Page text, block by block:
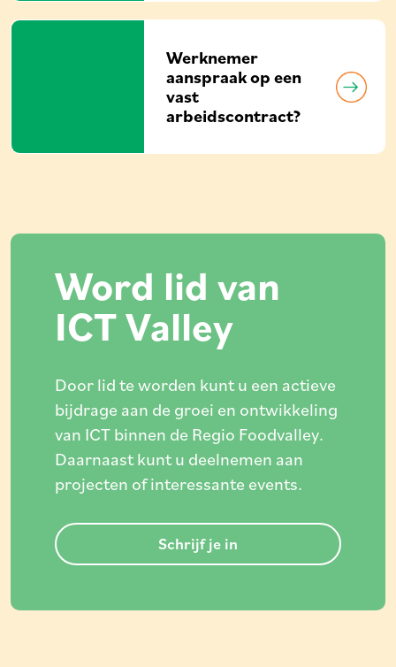
Werknemer
aanspraak op een
vast
arbeidscontract?
Word lid van
ICT Valley
Door lid te worden kunt u een actieve
bijdrage aan de groei en ontwikkeling
van ICT binnen de Regio Foodvalley.
Daarnaast kunt u deelnemen aan
projecten of interessante events.
Schrijf je in